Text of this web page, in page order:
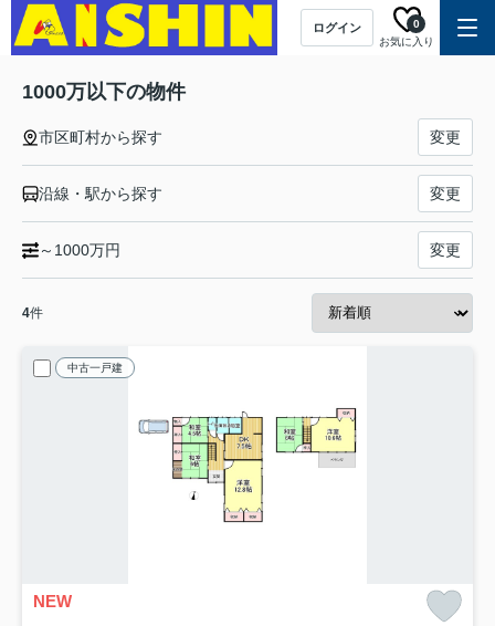
ログイン
お気に入り
0
1000万以下の物件
市区町村から探す 変更
沿線・駅から探す 変更
～1000万円 変更
4件
中古一戸建
NEW